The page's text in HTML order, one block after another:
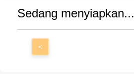
Sedang menyiapkan...
<